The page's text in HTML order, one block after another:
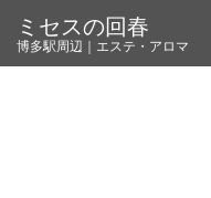
ミセスの回春
博多駅周辺｜エステ・アロマ